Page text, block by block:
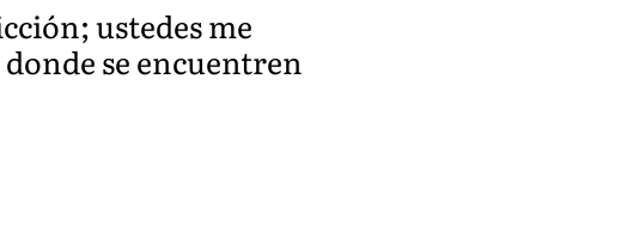
ustedes me
se encuentren